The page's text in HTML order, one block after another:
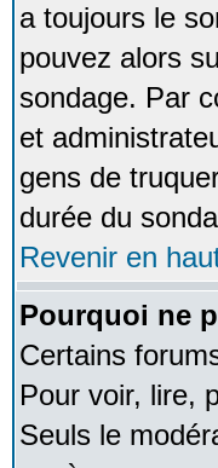
a toujours le
pouvez alors
sondage. Par
et
gens de
durée du
Revenir en
Pourquoi ne
Certains
Pour voir, lire,
Seuls le